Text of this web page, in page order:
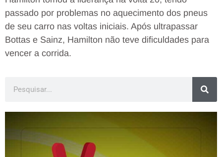
passado por problemas no aquecimento dos pneus
de seu carro nas voltas iniciais. Após ultrapassar
Bottas e Sainz, Hamilton não teve dificuldades para
vencer a corrida.